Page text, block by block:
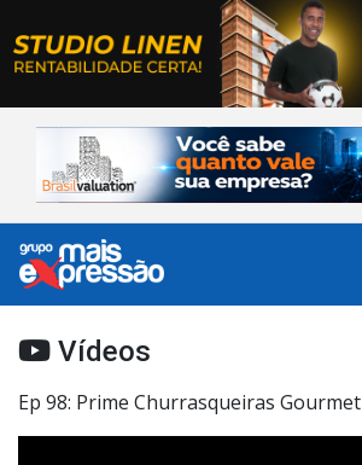
Vídeos
Ep 98: Prime Churrasqueiras Gourmet